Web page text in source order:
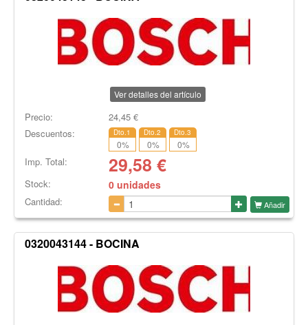
Ver detalles del artículo
Precio: 24,45€
Descuentos:
Dto.1
0%
Dto.2
0%
Dto.3
0%
Imp. Total: 29,58 €
Stock: 0 unidades
Cantidad: Añadir
0320043144 - BOCINA